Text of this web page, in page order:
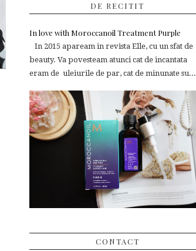
DE RECITIT
In love with Moroccanoil Treatment Purple
In 2015 apaream in revista Elle, cu un sfat de
beauty. Va povesteam atunci cat de incantata
eram de uleiurile de par, cat de minunate su...
CONTACT